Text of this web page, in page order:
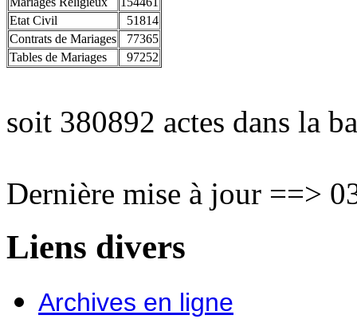
Etat Civil
51814
Contrats de Mariages
77365
Tables de Mariages
97252
soit 380892 actes dans la
Dernière mise à jour ==>
Liens divers
Archives en ligne